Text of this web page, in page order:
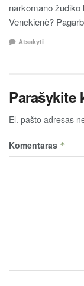
narkomano žudiko
Venckienė?
Atsakyti
Parašykite
El. pašto adresas
Komentaras *